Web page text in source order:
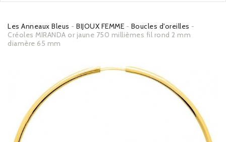
Les Anneaux Bleus BIJOUX FEMME
Boucles d'oreilles
Créoles MIRANDA or jaune 750 millièmes fil rond 2 mm
diamère 65 mm